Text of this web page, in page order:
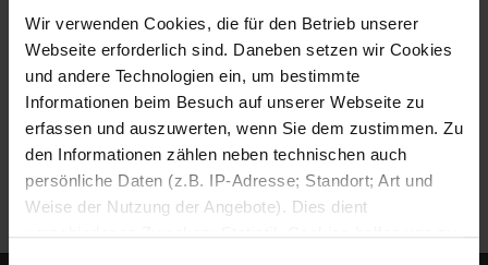
Wir verwenden Cookies, die für den Betrieb unserer
Webseite erforderlich sind. Daneben setzen wir Cookies
und andere Technologien ein, um bestimmte
Informationen beim Besuch auf unserer Webseite zu
erfassen und auszuwerten, wenn Sie dem zustimmen. Zu
den Informationen zählen neben technischen auch
persönliche Daten (z.B. IP-Adresse; Standort; Art und
Weise der Nutzung der Angebote). Dies dient
verschiedenen Zwecken: Statistik Cookies helfen uns zu